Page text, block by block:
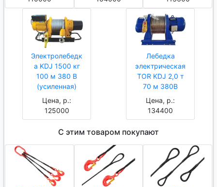
Электролебедк
а KDJ 1500 кг
100 м 380 В
(усиленная)
Цена, р.:
125000
Лебедка
электрическая
TOR KDJ 2,0 т
70 м 380В
Цена, р.:
134400
С этим товаром покупают